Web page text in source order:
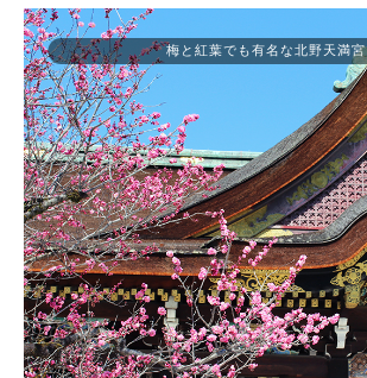
梅と紅葉でも有名な北野天満宮